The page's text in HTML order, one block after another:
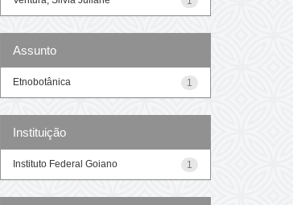
Assunto
1
Etnobotânica
Instituição
1
Instituto Federal Goiano